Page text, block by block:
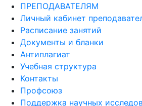
ПРЕПОДАВАТЕЛЯМ
Личный кабинет
Расписание занятий
Документы и бланки
Антиплагиат
Учебная структура
Контакты
Профсоюз
Поддержка научных